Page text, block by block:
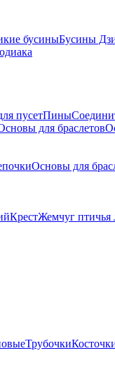
бусиныБусины
пусетПины
для браслетов
Основы для
КрестЖемчуг птичья
Трубочки